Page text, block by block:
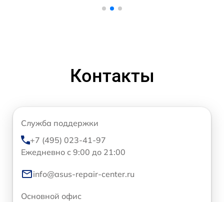
Контакты
Служба поддержки
+7 (495) 023-41-97
Ежедневно с 9:00 до 21:00
info@asus-repair-center.ru
Основной офис